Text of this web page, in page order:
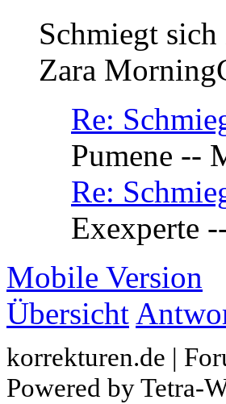
Schmiegt
Zara
Re:
Pumene --
Re:
Exexperte
Mobile Version
Übersicht
korrekturen.de |
Powered by Tetra-